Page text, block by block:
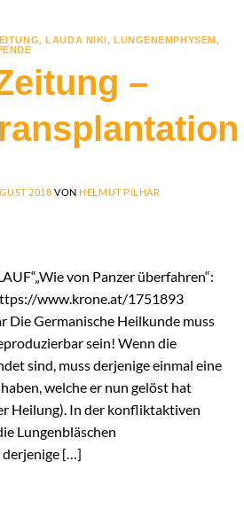
,LAUDA NIKI, LUNGENEMPHYSEM,
–
2018 VON HELMUT PILHAR
von Panzer überfahren“:
www.krone.at/1751893
Die Germanische Heilkunde muss
sein! Wenn die
sind, muss derjenige einmal eine
welche er nun gelöst hat
Heilung). In der konfliktaktiven
Lungenbläschen
derjenige […]